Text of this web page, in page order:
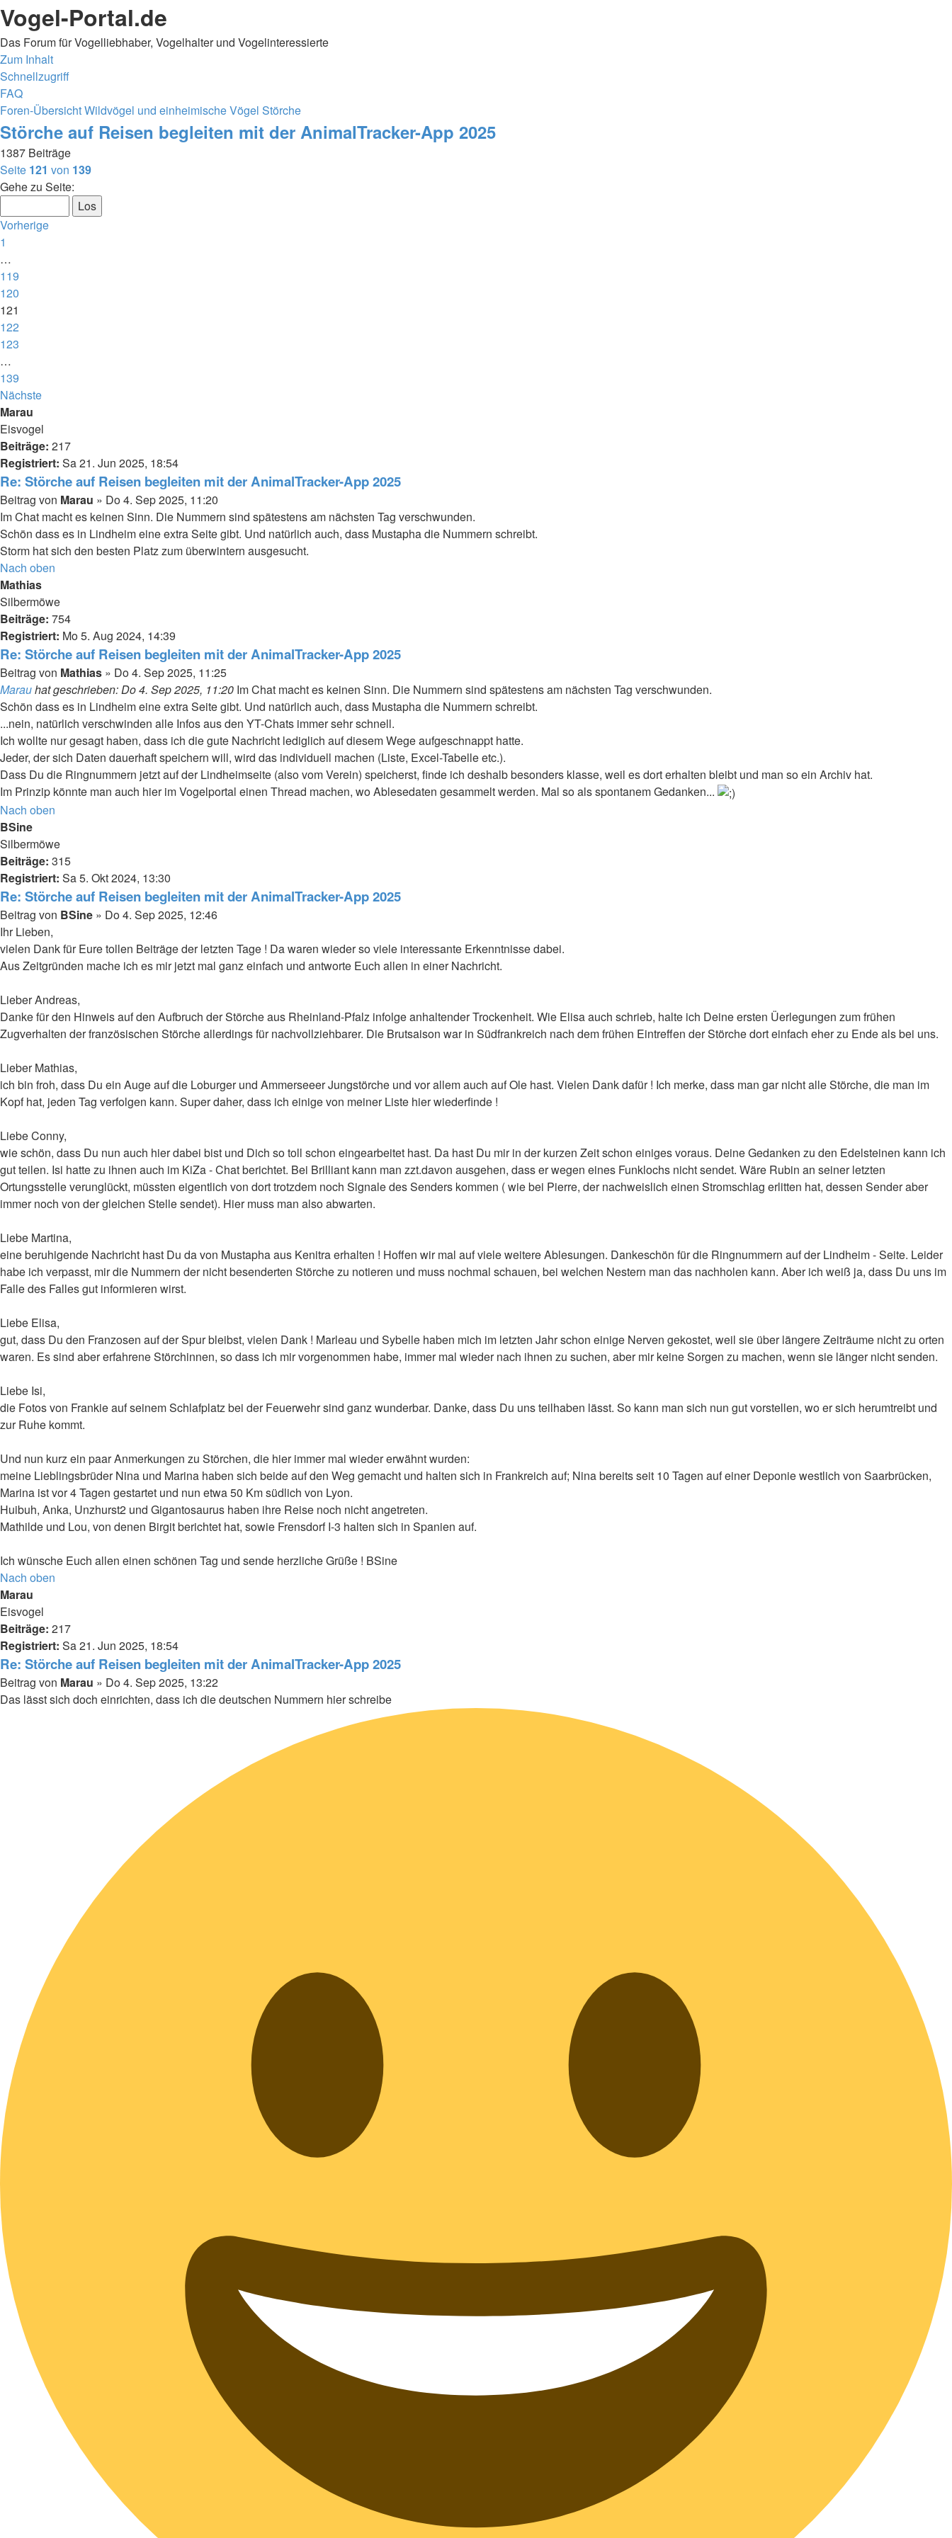
Vogel-Portal.de
Das Forum für Vogelliebhaber, Vogelhalter und Vogelinteressierte
Zum Inhalt
Schnellzugriff
FAQ
Foren-ÜbersichtWildvögel und einheimische Vögel Störche
Störche auf Reisen begleiten mit der AnimalTracker-App 2025
1387 Beiträge
Seite 121 von 139
Gehe zu Seite:
Vorherige
1
…
119
120
121
122
123
…
139
Nächste
Marau
Eisvogel
Beiträge: 217
Registriert: Sa 21. Jun 2025, 18:54
Re: Störche auf Reisen begleiten mit der AnimalTracker-App 2025
Beitrag von Marau » Do 4. Sep 2025, 11:20
Im Chat macht es keinen Sinn. Die Nummern sind spätestens am nächsten Tag verschwunden.
Schön dass es in Lindheim eine extra Seite gibt. Und natürlich auch, dass Mustapha die Nummern schreibt.
Storm hat sich den besten Platz zum überwintern ausgesucht.
Nach oben
Mathias
Silbermöwe
Beiträge: 754
Registriert: Mo 5. Aug 2024, 14:39
Re: Störche auf Reisen begleiten mit der AnimalTracker-App 2025
Beitrag von Mathias » Do 4. Sep 2025, 11:25
Marauhat geschrieben:Do 4. Sep 2025, 11:20 Im Chat macht es keinen Sinn. Die Nummern sind spätestens am nächsten Tag verschwunden.
Schön dass es in Lindheim eine extra Seite gibt. Und natürlich auch, dass Mustapha die Nummern schreibt.
...nein, natürlich verschwinden alle Infos aus den YT-Chats immer sehr schnell.
Ich wollte nur gesagt haben, dass ich die gute Nachricht lediglich auf diesem Wege aufgeschnappt hatte.
Jeder, der sich Daten dauerhaft speichern will, wird das individuell machen (Liste, Excel-Tabelle etc.).
Dass Du die Ringnummern jetzt auf der Lindheimseite (also vom Verein) speicherst, finde ich deshalb besonders klasse, weil es dort erhalten bleibt und man so ein Archiv hat.
Im Prinzip könnte man auch hier im Vogelportal einen Thread machen, wo Ablesedaten gesammelt werden. Mal so als spontanem Gedanken...
Nach oben
BSine
Silbermöwe
Beiträge: 315
Registriert: Sa 5. Okt 2024, 13:30
Re: Störche auf Reisen begleiten mit der AnimalTracker-App 2025
Beitrag von BSine » Do 4. Sep 2025, 12:46
Ihr Lieben,
vielen Dank für Eure tollen Beiträge der letzten Tage ! Da waren wieder so viele interessante Erkenntnisse dabei.
Aus Zeitgründen mache ich es mir jetzt mal ganz einfach und antworte Euch allen in einer Nachricht.
Lieber Andreas,
Danke für den Hinweis auf den Aufbruch der Störche aus Rheinland-Pfalz infolge anhaltender Trockenheit. Wie Elisa auch schrieb, halte ich Deine ersten Üerlegungen zum frühen
Zugverhalten der französischen Störche allerdings für nachvollziehbarer. Die Brutsaison war in Südfrankreich nach dem frühen Eintreffen der Störche dort einfach eher zu Ende als bei uns.
Lieber Mathias,
ich bin froh, dass Du ein Auge auf die Loburger und Ammerseeer Jungstörche und vor allem auch auf Ole hast. Vielen Dank dafür ! Ich merke, dass man gar nicht alle Störche, die man im
Kopf hat, jeden Tag verfolgen kann. Super daher, dass ich einige von meiner Liste hier wiederfinde !
Liebe Conny,
wie schön, dass Du nun auch hier dabei bist und Dich so toll schon eingearbeitet hast. Da hast Du mir in der kurzen Zeit schon einiges voraus. Deine Gedanken zu den Edelsteinen kann ich
gut teilen. Isi hatte zu ihnen auch im KiZa - Chat berichtet. Bei Brilliant kann man zzt.davon ausgehen, dass er wegen eines Funklochs nicht sendet. Wäre Rubin an seiner letzten
Ortungsstelle verunglückt, müssten eigentlich von dort trotzdem noch Signale des Senders kommen ( wie bei Pierre, der nachweislich einen Stromschlag erlitten hat, dessen Sender aber
immer noch von der gleichen Stelle sendet). Hier muss man also abwarten.
Liebe Martina,
eine beruhigende Nachricht hast Du da von Mustapha aus Kenitra erhalten ! Hoffen wir mal auf viele weitere Ablesungen. Dankeschön für die Ringnummern auf der Lindheim - Seite. Leider
habe ich verpasst, mir die Nummern der nicht besenderten Störche zu notieren und muss nochmal schauen, bei welchen Nestern man das nachholen kann. Aber ich weiß ja, dass Du uns im
Falle des Falles gut informieren wirst.
Liebe Elisa,
gut, dass Du den Franzosen auf der Spur bleibst, vielen Dank ! Marleau und Sybelle haben mich im letzten Jahr schon einige Nerven gekostet, weil sie über längere Zeiträume nicht zu orten
waren. Es sind aber erfahrene Störchinnen, so dass ich mir vorgenommen habe, immer mal wieder nach ihnen zu suchen, aber mir keine Sorgen zu machen, wenn sie länger nicht senden.
Liebe Isi,
die Fotos von Frankie auf seinem Schlafplatz bei der Feuerwehr sind ganz wunderbar. Danke, dass Du uns teilhaben lässt. So kann man sich nun gut vorstellen, wo er sich herumtreibt und
zur Ruhe kommt.
Und nun kurz ein paar Anmerkungen zu Störchen, die hier immer mal wieder erwähnt wurden:
meine Lieblingsbrüder Nina und Marina haben sich beide auf den Weg gemacht und halten sich in Frankreich auf; Nina bereits seit 10 Tagen auf einer Deponie westlich von Saarbrücken,
Marina ist vor 4 Tagen gestartet und nun etwa 50 Km südlich von Lyon.
Huibuh, Anka, Unzhurst2 und Gigantosaurus haben ihre Reise noch nicht angetreten.
Mathilde und Lou, von denen Birgit berichtet hat, sowie Frensdorf I-3 halten sich in Spanien auf.
Ich wünsche Euch allen einen schönen Tag und sende herzliche Grüße ! BSine
Nach oben
Marau
Eisvogel
Beiträge: 217
Registriert: Sa 21. Jun 2025, 18:54
Re: Störche auf Reisen begleiten mit der AnimalTracker-App 2025
Beitrag von Marau » Do 4. Sep 2025, 13:22
Das lässt sich doch einrichten, dass ich die deutschen Nummern hier schreibe